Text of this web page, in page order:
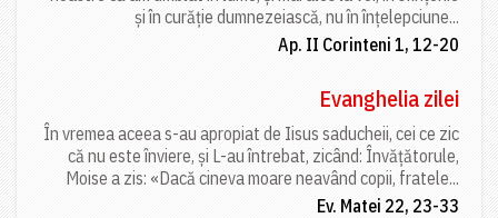
și în curăție dumnezeiască, nu în înțelepciune...
Ap. II Corinteni 1, 12-20
Evanghelia zilei
În vremea aceea s-au apropiat de Iisus saducheii, cei ce zic
că nu este înviere, și L-au întrebat, zicând: Învățătorule,
Moise a zis: «Dacă cineva moare neavând copii, fratele...
Ev. Matei 22, 23-33